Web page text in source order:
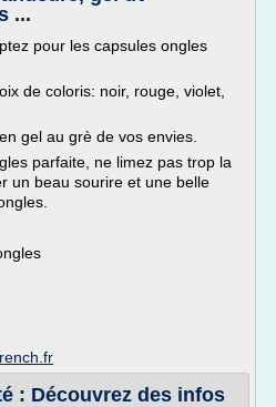
...
pour les capsules ongles
de coloris: noir, rouge, violet,
gel au grè de vos envies.
parfaite, ne limez pas trop la
un beau sourire et une belle
: Découvrez des infos